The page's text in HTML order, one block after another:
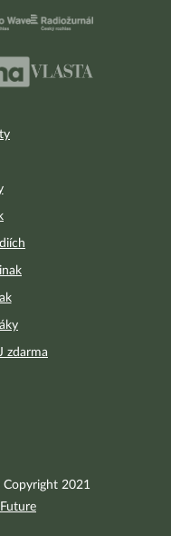
zdarma
Copyright 2021